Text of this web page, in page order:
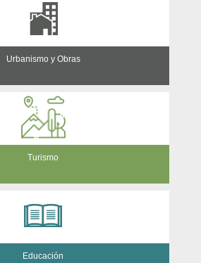
Urbanismo y Obras
Turismo
Educación